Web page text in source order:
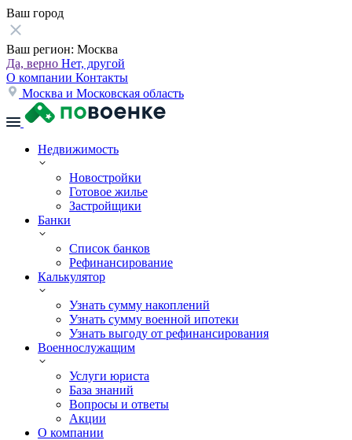
Ваш город
Ваш регион: Москва
Да, верно Нет, другой
О компании Контакты
Москва и Московская область
Недвижимость
Новостройки
Готовое жилье
Застройщики
Банки
Список банков
Рефинансирование
Калькулятор
Узнать сумму накоплений
Узнать сумму военной ипотеки
Узнать выгоду от рефинансирования
Военнослужащим
Услуги юриста
База знаний
Вопросы и ответы
Акции
О компании